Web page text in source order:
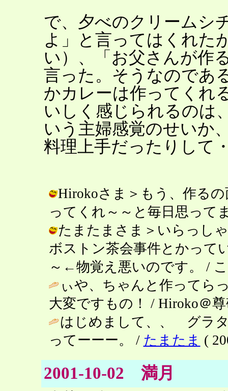
で、夕べのクリームシ
よ」と言ってはくれた
い）、「お父さんが作
言った。そうなのであ
かカレーは作ってくれ
いしく感じられるのは
いう主婦感覚のせいか
料理上手だったりして
Hirokoさま＞もう、作る
ってくれ～～と毎日思って
たまたまさま＞いらっし
ボストン茶会事件とかって
～←物覚え悪いのです。 /
ぃや、ちゃんと作ってら
大変ですもの！ / Hiroko＠尊
はじめまして、、 グラ
ってーーー。 / たまたま (
2001-10-02 満月